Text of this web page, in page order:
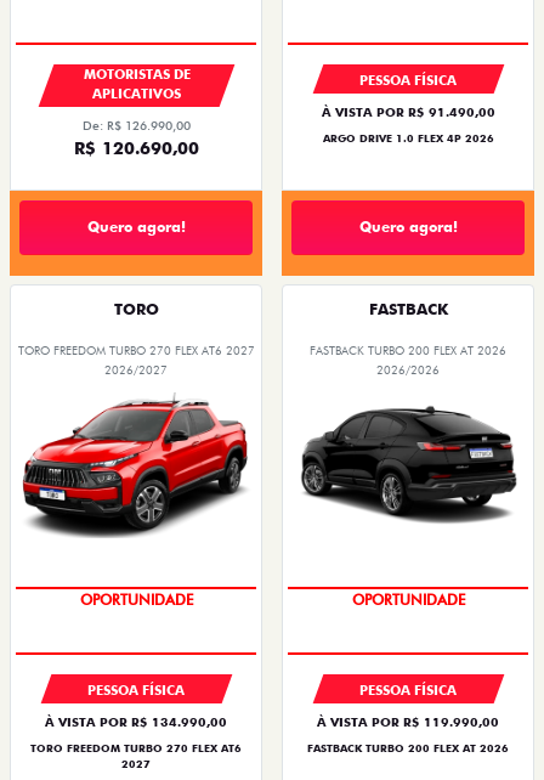
MOTORISTAS DE
APLICATIVOS
De: R$ 126.990,00
R$ 120.690,00
Quero agora!
PESSOA FÍSICA
À VISTA POR R$ 91.490,00
ARGO DRIVE 1.0 FLEX 4P 2026
Quero agora!
TORO
TORO FREEDOM TURBO 270 FLEX AT6 2027
2026/2027
SUPERVALORIZAÇÃO DO USADO
PESSOA FÍSICA
À VISTA POR R$ 134.990,00
TORO FREEDOM TURBO 270 FLEX AT6
2027
FASTBACK
FASTBACK TURBO 200 FLEX AT 2026
2026/2026
OPORTUNIDADE
PESSOA FÍSICA
À VISTA POR R$ 119.990,00
FASTBACK TURBO 200 FLEX AT 2026